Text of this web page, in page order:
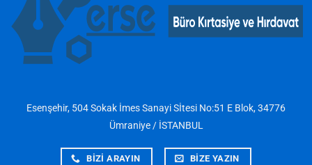
Esenşehir, 504 Sokak İmes Sanayi Sİtesi No:51 E Blok, 34776
Ümraniye / İSTANBUL
BİZİ ARAYIN BİZE YAZIN